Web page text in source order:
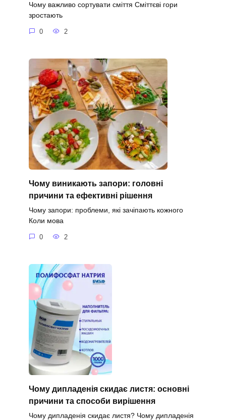
Чому важливо сортувати сміття Сміттєві гори
зростають
0 2
Чому виникають запори: головні
причини та ефективні рішення
Чому запори: проблеми, які зачіпають кожного
Коли мова
0 2
Чому дипладенія скидає листя: основні
причини та способи вирішення
Чому дипладенія скидає листя? Чому дипладенія